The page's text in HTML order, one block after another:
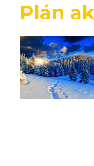
nad
Plán